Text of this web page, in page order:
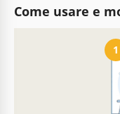
Come usare e
1